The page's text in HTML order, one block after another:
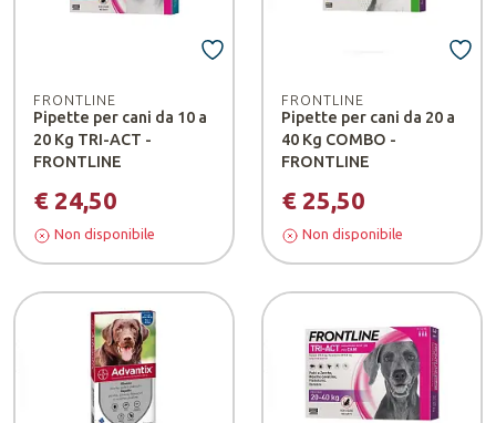
FRONTLINE
Pipette per cani da 10 a
20 Kg TRI-ACT -
FRONTLINE
€ 24,50
Non disponibile
FRONTLINE
Pipette per cani da 20 a
40 Kg COMBO -
FRONTLINE
€ 25,50
Non disponibile